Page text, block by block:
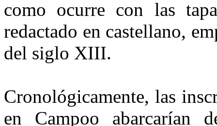
como ocurre con las
redactado en castellano,
del siglo XIII.
Cronológicamente, las
en Campoo abarcarían